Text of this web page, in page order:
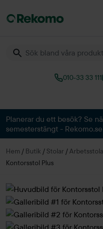
010-33 33 111
Planerar du ett besök? Se
semesterstängt -
Hem / Butik / Stolar /
Kontorsstol Plus